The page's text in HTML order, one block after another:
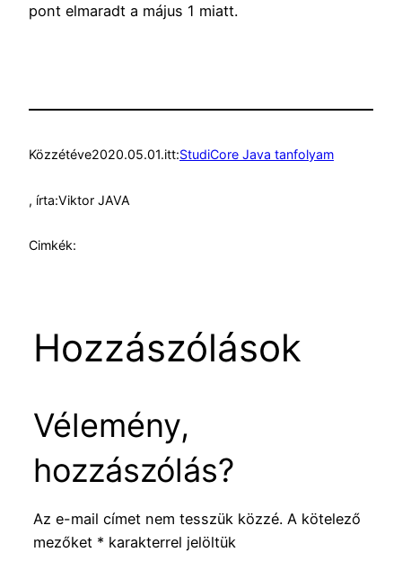
pont elmaradt a május 1 miatt.
Közzétéve2020.05.01.itt:StudiCore Java tanfolyam
, írta:Viktor JAVA
Cimkék:
Hozzászólások
Vélemény,
hozzászólás?
Az e-mail címet nem tesszük közzé. A kötelező
mezőket * karakterrel jelöltük